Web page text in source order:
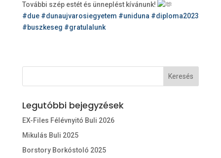
További szép estét és ünneplést kívánunk!
#due #dunaujvarosiegyetem #uniduna #diploma2023
#buszkeseg #gratulalunk
Legutóbbi bejegyzések
EX-Files Félévnyitó Buli 2026
Mikulás Buli 2025
Borstory Borkóstoló 2025